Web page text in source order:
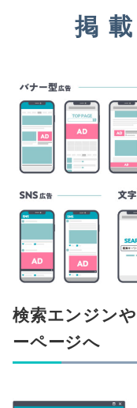
掲
検索エンジン
ーページへ